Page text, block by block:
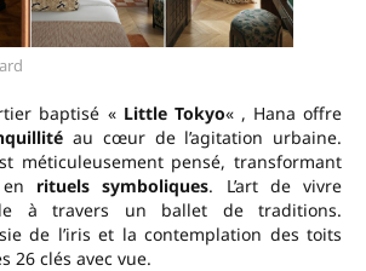
baptisé « Little Tokyo« , Hana offre
au cœur de l’agitation urbaine.
méticuleusement pensé, transformant
rituels symboliques. L’art de vivre
à travers un ballet de traditions.
de l’iris et la contemplation des toits
26 clés avec vue.